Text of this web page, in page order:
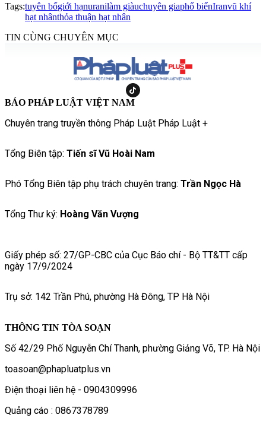
Tags:tuyên bốgiới hạnuranilàm giàuchuyên giaphố biểnIranvũ khí
hạt nhânthỏa thuận hạt nhân
TIN CÙNG CHUYÊN MỤC
BÁO PHÁP LUẬT VIỆT NAM
Chuyên trang truyền thông Pháp Luật Pháp Luật +
Tổng Biên tập: Tiến sĩ Vũ Hoài Nam
Phó Tổng Biên tập phụ trách chuyên trang: Trần Ngọc Hà
Tổng Thư ký: Hoàng Văn Vượng
Giấy phép số: 27/GP-CBC của Cục Báo chí - Bộ TT&TT cấp
ngày 17/9/2024
Trụ sở: 142 Trần Phú, phường Hà Đông, TP Hà Nội
THÔNG TIN TÒA SOẠN
Số 42/29 Phố Nguyễn Chí Thanh, phường Giảng Võ, TP. Hà Nội
toasoan@phapluatplus.vn
Điện thoại liên hệ - 0904309996
Quảng cáo : 0867378789